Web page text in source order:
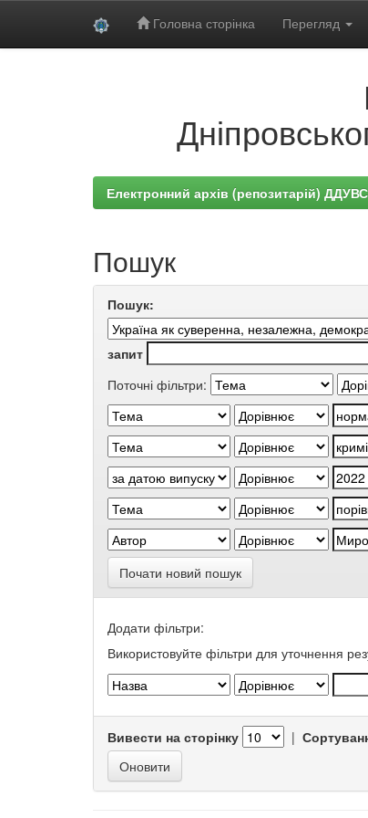
Головна сторінка Перегляд
Електронний архів (репозитарій) ДДУВС
Пошук
Пошук:
запит
Поточні фільтри:
Почати новий пошук
Додати фільтри:
Використовуйте фільтри для уточнення
Вивести на сторінку |